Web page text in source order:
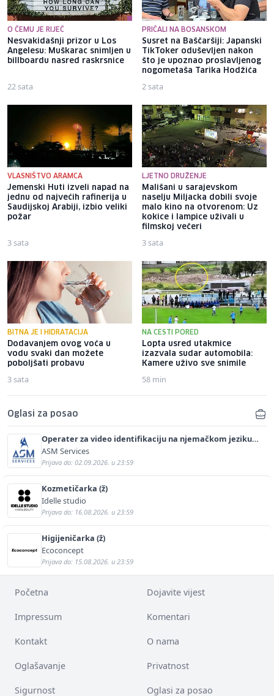
O ČEMU JE RIJEČ
Nesvakidašnji prizor u Los
Angelesu: Muškarac snimljen u
billboardu nasred raskrsnice
22 sata
PRIČALI NA BOSANSKOM
Susret na Baščaršiji: Japanski
TikToker oduševljen nakon
što je upoznao proslavljenog
nogometaša Tarika Hodžića
2 sata
VLASNIŠTVO ARAMCA
Jemenski Huti izveli napad na
jednu od najvećih rafinerija u
Saudijskoj Arabiji, izbio veliki
požar
3 sata
LJETNO DRUŽENJE
Mališani u sarajevskom
naselju Miljacka dobili svoje
malo kino na otvorenom: Uz
kokice i lampice uživali u
filmskoj večeri
3 sata
BITNA JE I HIDRATACIJA
Dodavanjem ovog voća u
vodu svaki dan možete
poboljšati probavu
3 sata
NA CESTI PORED
Lopta usred utakmice
izazvala sudar automobila:
Kamere uživo sve snimile
58 min
Oglasi za posao
Operater za video identifikaciju na njemačkom jeziku
(m/ž)
ASM Services
Prijava do: 02.09.2026. u 23:59
Kozmetičarka (ž)
Idelle studio
Prijava do: 16.08.2026. u 23:59
Higijeničarka (ž)
Ecoconcept
Prijava do: 15.08.2026. u 23:59
Početna Dojavite vijest
Impressum Komentari
Kontakt O nama
Oglašavanje Privatnost
Sigurnost Oglasi za posao